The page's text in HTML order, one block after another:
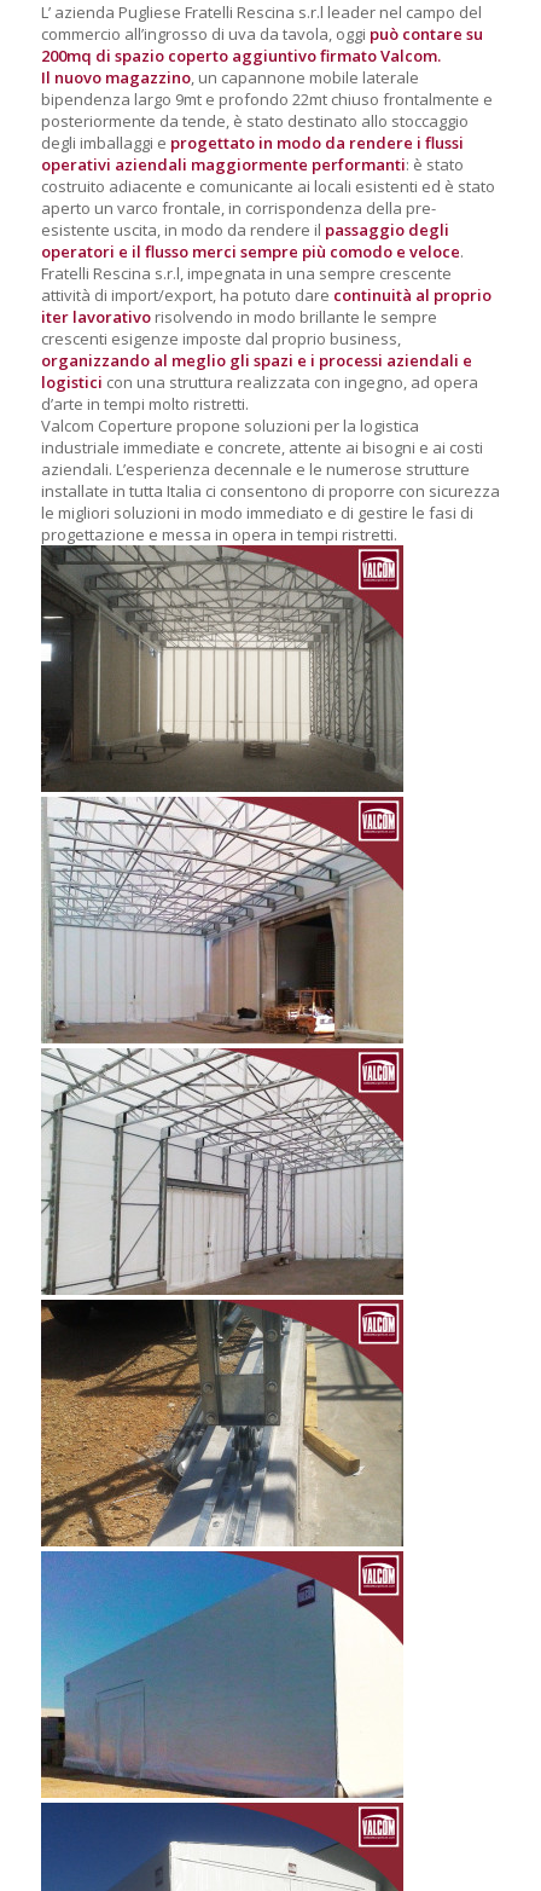
L’ azienda Pugliese Fratelli Rescina s.r.l leader nel campo del
commercio all’ingrosso di uva da tavola, oggi può contare su
200mq di spazio coperto aggiuntivo firmato Valcom.
Il nuovo magazzino, un capannone mobile laterale
bipendenza largo 9mt e profondo 22mt chiuso frontalmente e
posteriormente da tende, è stato destinato allo stoccaggio
degli imballaggi e progettato in modo da rendere i flussi
operativi aziendali maggiormente performanti: è stato
costruito adiacente e comunicante ai locali esistenti ed è stato
aperto un varco frontale, in corrispondenza della pre-
esistente uscita, in modo da rendere il passaggio degli
operatori e il flusso merci sempre più comodo e veloce.
Fratelli Rescina s.r.l, impegnata in una sempre crescente
attività di import/export, ha potuto dare continuità al proprio
iter lavorativorisolvendo in modo brillante le sempre
crescenti esigenze imposte dal proprio business,
organizzando al meglio gli spazi e i processi aziendali e
logistici con una struttura realizzata con ingegno, ad opera
d’arte in tempi molto ristretti.
Valcom Coperture propone soluzioni per la logistica
industriale immediate e concrete, attente ai bisogni e ai costi
aziendali. L’esperienza decennale e le numerose strutture
installate in tutta Italia ci consentono di proporre con sicurezza
le migliori soluzioni in modo immediato e di gestire le fasi di
progettazione e messa in opera in tempi ristretti.